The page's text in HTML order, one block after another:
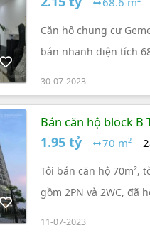
Căn hộ chung cư
bán nhanh diện tích
30-07-2023
Bán căn hộ block B
đủ nội thất
1.95 tỷ 70 m²
Tôi bán căn hộ 70m²,
gồm 2PN và 2WC, đã
11-07-2023